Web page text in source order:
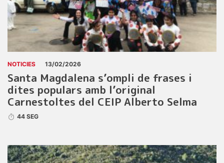
NOTICIES 13/02/2026
Santa Magdalena s’ompli de frases i
dites populars amb l’original
Carnestoltes del CEIP Alberto Selma
44 SEG